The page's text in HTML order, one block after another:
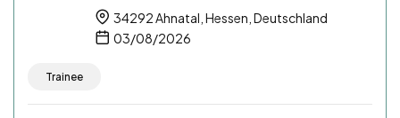
34292 Ahnatal, Hessen, Deutschland
03/08/2026
Trainee